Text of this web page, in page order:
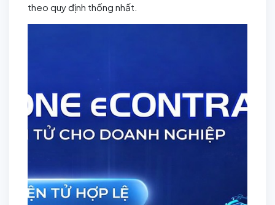
theo quy định thống nhất.